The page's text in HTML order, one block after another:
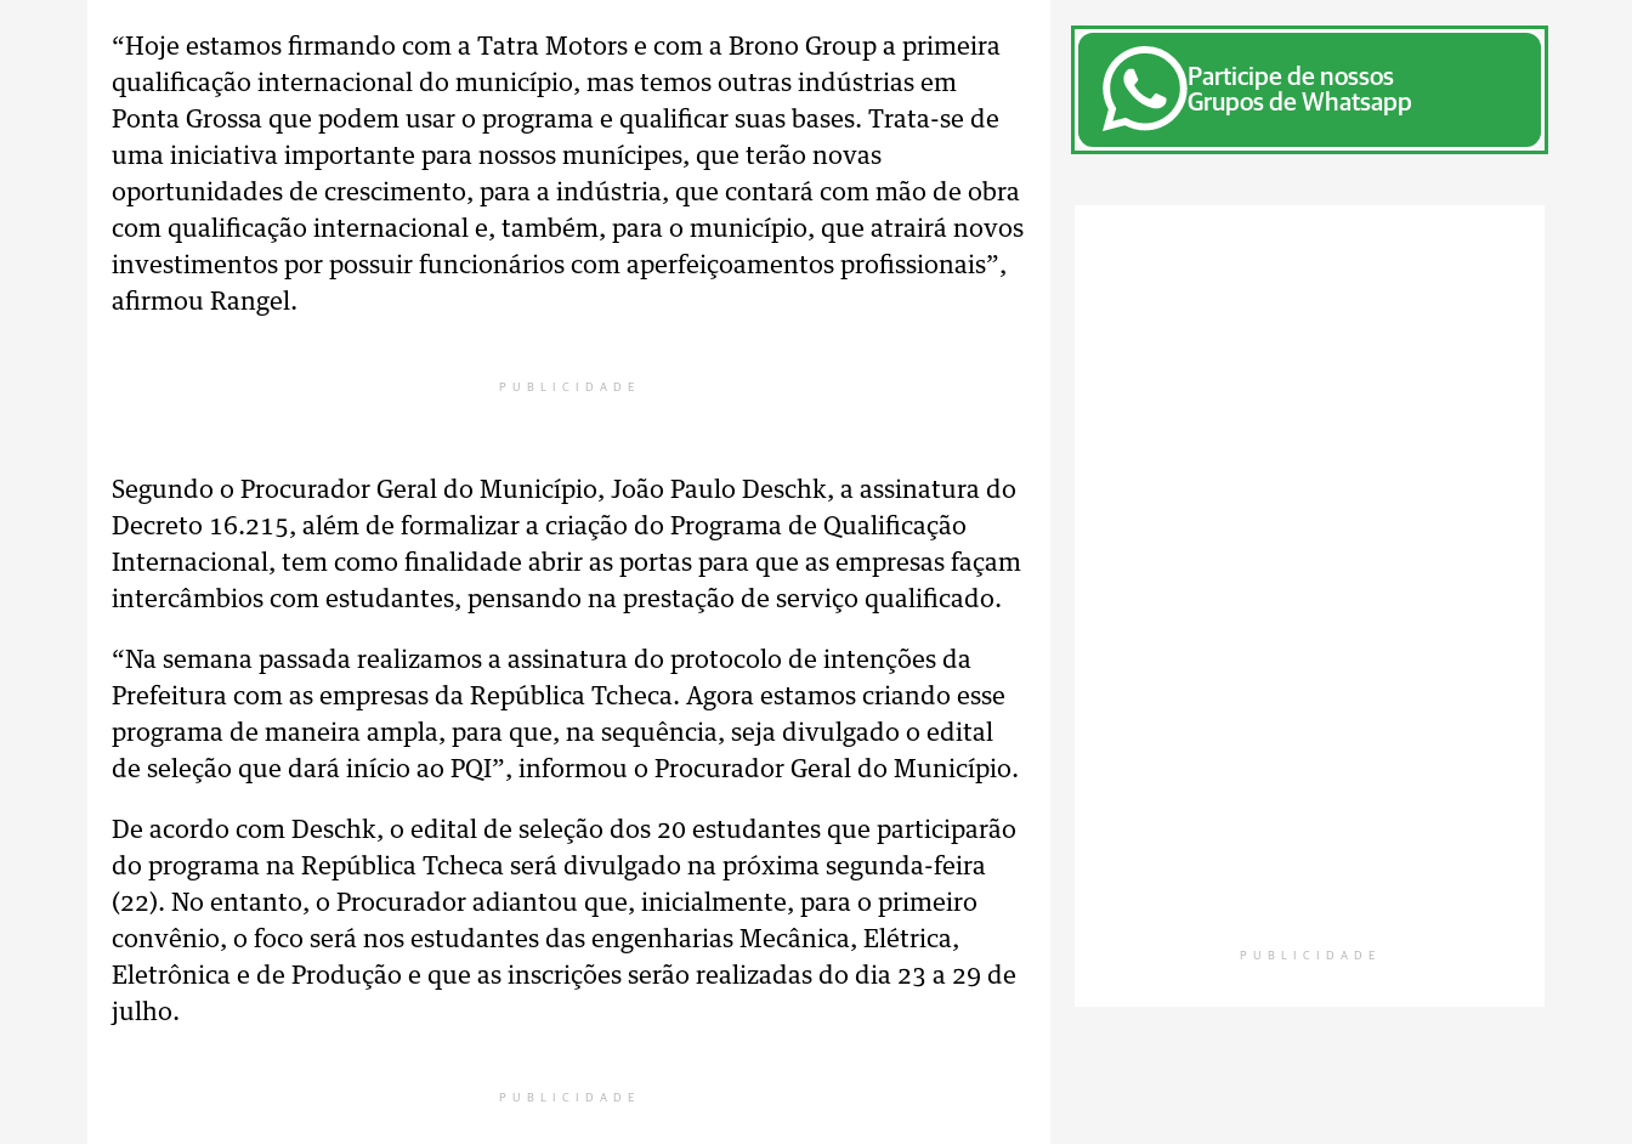
“Hoje estamos firmando com a Tatra Motors e com a Brono Group a primeira
qualificação internacional do município, mas temos outras indústrias em
Ponta Grossa que podem usar o programa e qualificar suas bases. Trata-se de
uma iniciativa importante para nossos munícipes, que terão novas
oportunidades de crescimento, para a indústria, que contará com mão de obra
com qualificação internacional e, também, para o município, que atrairá novos
investimentos por possuir funcionários com aperfeiçoamentos profissionais”,
afirmou Rangel.
PUBLICIDADE
Segundo o Procurador Geral do Município, João Paulo Deschk, a assinatura do
Decreto 16.215, além de formalizar a criação do Programa de Qualificação
Internacional, tem como finalidade abrir as portas para que as empresas façam
intercâmbios com estudantes, pensando na prestação de serviço qualificado.
“Na semana passada realizamos a assinatura do protocolo de intenções da
Prefeitura com as empresas da República Tcheca. Agora estamos criando esse
programa de maneira ampla, para que, na sequência, seja divulgado o edital
de seleção que dará início ao PQI”, informou o Procurador Geral do Município.
De acordo com Deschk, o edital de seleção dos 20 estudantes que participarão
do programa na República Tcheca será divulgado na próxima segunda-feira
(22). No entanto, o Procurador adiantou que, inicialmente, para o primeiro
convênio, o foco será nos estudantes das engenharias Mecânica, Elétrica,
Eletrônica e de Produção e que as inscrições serão realizadas do dia 23 a 29 de
julho.
PUBLICIDADE
Participe de nossos
Grupos de Whatsapp
PUBLICIDADE